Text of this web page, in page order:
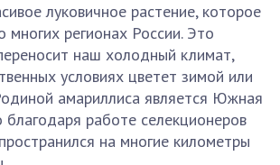
луковичное растение, которое
многих регионах России. Это
наш холодный климат,
условиях цветет зимой или
амариллиса является Южная
работе селекционеров
на многие километры